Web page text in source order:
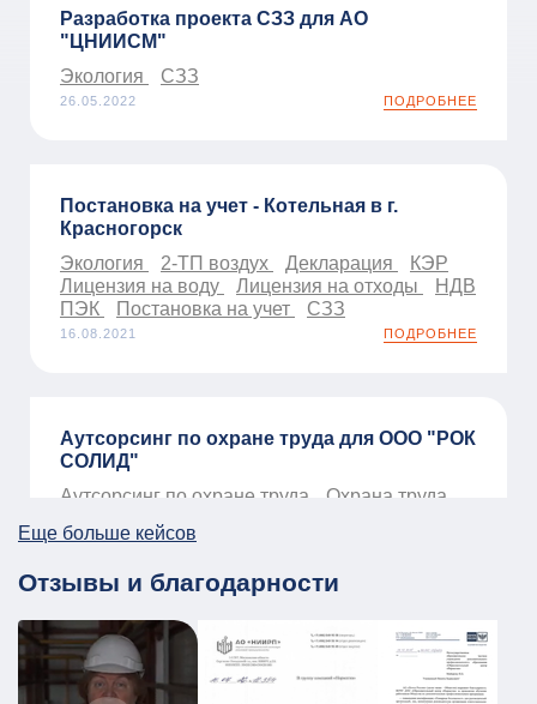
Разработка проекта СЗЗ для АО
"ЦНИИСМ"
Экология
СЗЗ
26.05.2022 ПОДРОБНЕЕ
Постановка на учет - Котельная в г.
Красногорск
Экология
2-ТП воздух Декларация
КЭР
Лицензия на воду
Лицензия на отходы
НДВ
ПЭК
Постановка на учет СЗЗ
16.08.2021 ПОДРОБНЕЕ
Аутсорсинг по охране труда для ООО "РОК
СОЛИД"
Аутсорсинг по охране труда
Охрана труда
ПЛДЧС для МБУ ДО «Образовательный
центр «Смена»
ГО и ЧС
ПДЛЧС
Еще больше кейсов
Отзывы и благодарности